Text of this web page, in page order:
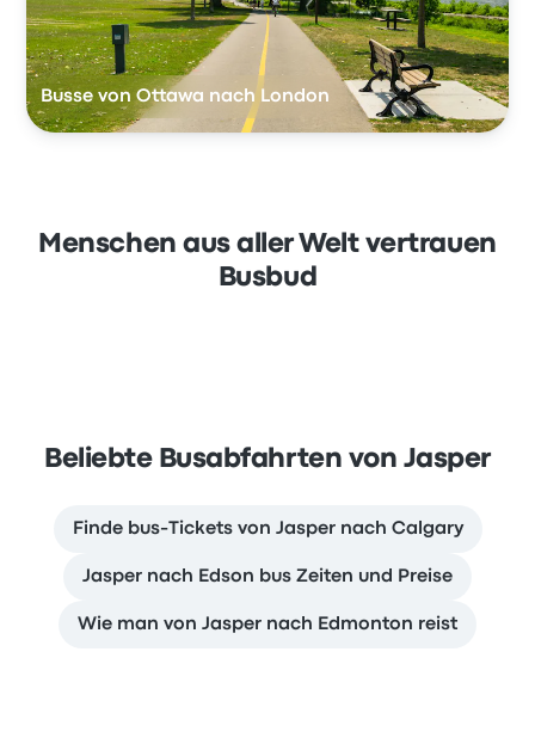
Busse von Ottawa nach London
Menschen aus aller Welt vertrauen
Busbud
Beliebte Busabfahrten von Jasper
Finde bus-Tickets von Jasper nach Calgary
Jasper nach Edson bus Zeiten und Preise
Wie man von Jasper nach Edmonton reist